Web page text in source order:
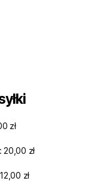
zł
20,00 zł
zł